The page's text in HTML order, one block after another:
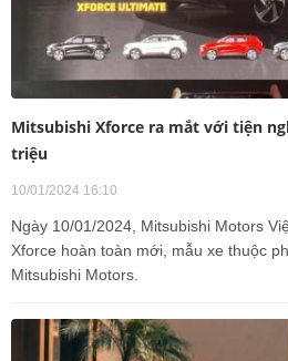
Mitsubishi Xforce ra mắt với tiện
triệu
10/01/2024 16:10
Ngày 10/01/2024, Mitsubishi Motors
Xforce hoàn toàn mới, mẫu xe thuộc
Mitsubishi Motors.